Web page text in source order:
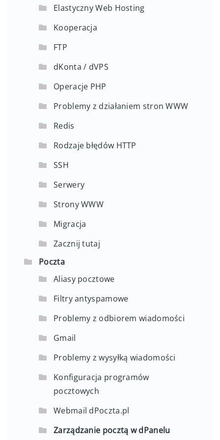
Elastyczny Web Hosting
Kooperacja
FTP
dKonta / dVPS
Operacje PHP
Problemy z działaniem stron WWW
Redis
Rodzaje błędów HTTP
SSH
Serwery
Strony WWW
Migracja
Zacznij tutaj
Poczta
Aliasy pocztowe
Filtry antyspamowe
Problemy z odbiorem wiadomości
Gmail
Problemy z wysyłką wiadomości
Konfiguracja programów
pocztowych
Webmail dPoczta.pl
Zarządzanie pocztą w dPanelu